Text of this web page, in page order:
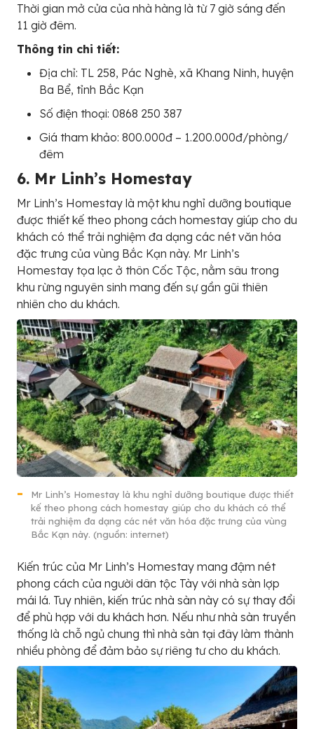
Thời gian mở cửa của nhà hàng là từ 7 giờ sáng đến
11 giờ đêm.
Thông tin chi tiết:
Địa chỉ: TL 258, Pác Nghè, xã Khang Ninh, huyện
Ba Bể, tỉnh Bắc Kạn
Số điện thoại: 0868 250 387
Giá tham khảo: 800.000đ – 1.200.000đ/phòng/
đêm
6. Mr Linh’s Homestay
Mr Linh’s Homestay là một khu nghỉ dưỡng boutique
được thiết kế theo phong cách homestay giúp cho du
khách có thể trải nghiệm đa dạng các nét văn hóa
đặc trưng của vùng Bắc Kạn này. Mr Linh’s
Homestay tọa lạc ở thôn Cốc Tộc, nằm sâu trong
khu rừng nguyên sinh mang đến sự gần gũi thiên
nhiên cho du khách.
Mr Linh’s Homestay là khu nghỉ dưỡng boutique được thiết
kế theo phong cách homestay giúp cho du khách có thể
trải nghiệm đa dạng các nét văn hóa đặc trưng của vùng
Bắc Kạn này. (nguồn: internet)
Kiến trúc của Mr Linh’s Homestay mang đậm nét
phong cách của người dân tộc Tày với nhà sàn lợp
mái lá. Tuy nhiên, kiến trúc nhà sàn này có sự thay đổi
để phù hợp với du khách hơn. Nếu như nhà sàn truyền
thống là chỗ ngủ chung thì nhà sàn tại đây làm thành
nhiều phòng để đảm bảo sự riêng tư cho du khách.